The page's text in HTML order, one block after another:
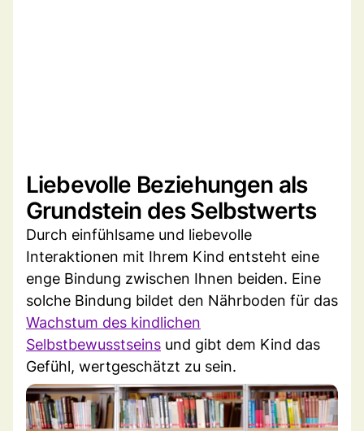
Liebevolle Beziehungen als
Grundstein des Selbstwerts
Durch einfühlsame und liebevolle
Interaktionen mit Ihrem Kind entsteht eine
enge Bindung zwischen Ihnen beiden. Eine
solche Bindung bildet den Nährboden für das
Wachstum des kindlichen
Selbstbewusstseins und gibt dem Kind das
Gefühl, wertgeschätzt zu sein.